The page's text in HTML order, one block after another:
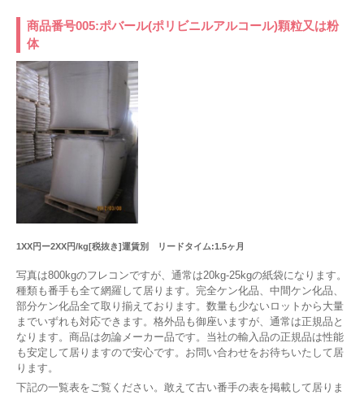
商品番号005:ポバール(ポリビニルアルコール)顆粒又は粉
体
1XX円ー2XX円/kg[税抜き]運賃別 リードタイム:1.5ヶ月
写真は800kgのフレコンですが、通常は20kg-25kgの紙袋になります。
種類も番手も全て網羅して居ります。完全ケン化品、中間ケン化品、
部分ケン化品全て取り揃えております。数量も少ないロットから大量
までいずれも対応できます。格外品も御座いますが、通常は正規品と
なります。商品は勿論メーカー品です。当社の輸入品の正規品は性能
も安定して居りますので安心です。お問い合わせをお待ちいたして居
ります。
下記の一覧表をご覧ください。敢えて古い番手の表を掲載して居りま